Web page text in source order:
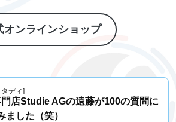
ンラインショップ
ディ]
門店Studie AGの遠藤が100の質問に
ました（笑）